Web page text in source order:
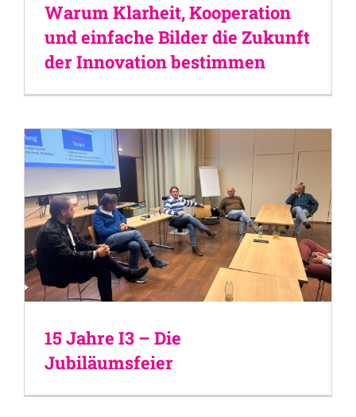
Warum Klarheit, Kooperation
und einfache Bilder die Zukunft
der Innovation bestimmen
15 Jahre I3 – Die
Jubiläumsfeier